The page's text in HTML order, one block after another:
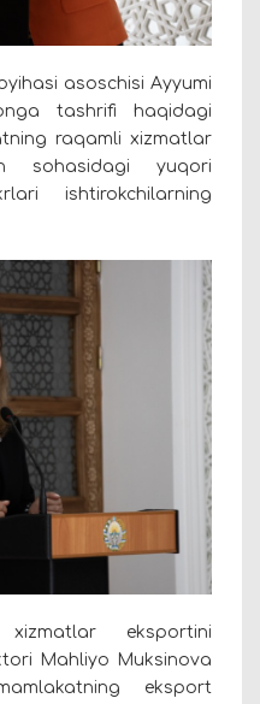
asoschisi Ayyumi
tashrifi haqidagi
raqamli xizmatlar
sohasidagi yuqori
ishtirokchilarning
eksportini
Mahliyo Muksinova
eksport